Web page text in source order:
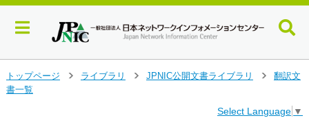
イ
トップページ
ライブラリ
JPNIC公開文書ライブラリ
翻訳文
書一覧
Select Language ▼